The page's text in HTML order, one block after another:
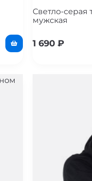
Светло-серая
мужская
1 690 ₽